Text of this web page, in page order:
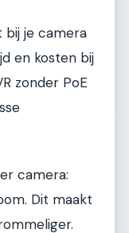
je camera
en kosten bij
zonder PoE
camera:
Dit maakt